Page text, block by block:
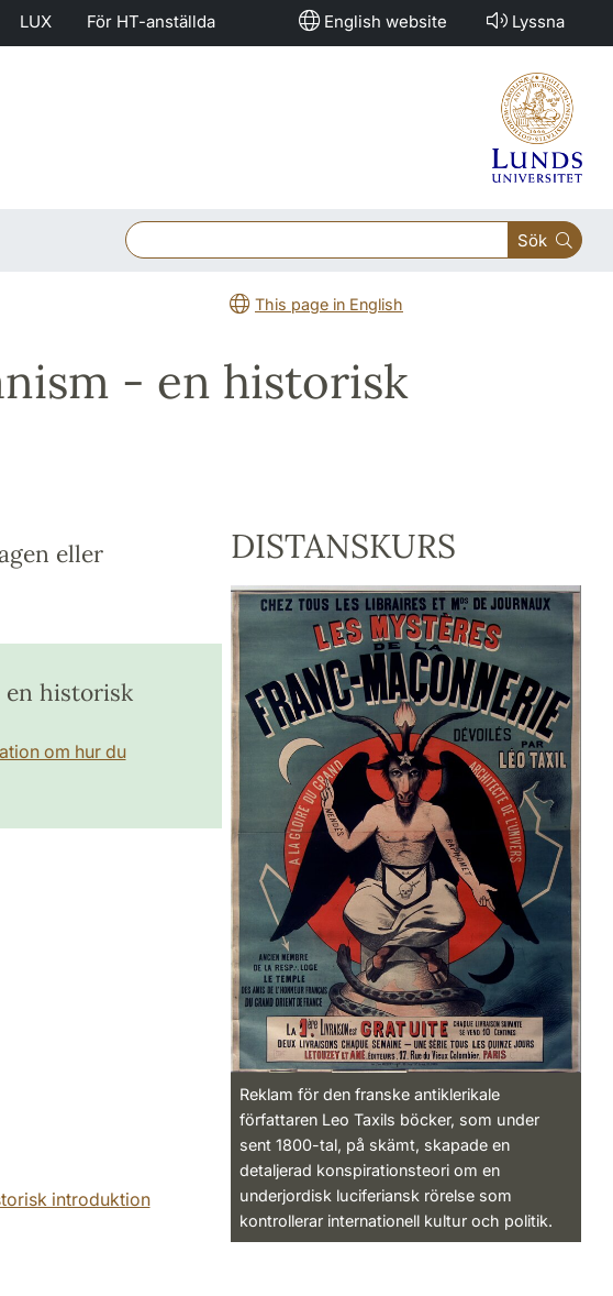
LUX För HT-anställda English website Lyssna
Sök
This page in English
- en historisk
eller
en historisk
om hur du
introduktion
DISTANSKURS
Reklam för den franske antiklerikale
författaren Leo Taxils böcker, som under
sent 1800-tal, på skämt, skapade en
detaljerad konspirationsteori om en
underjordisk luciferiansk rörelse som
kontrollerar internationell kultur och politik.